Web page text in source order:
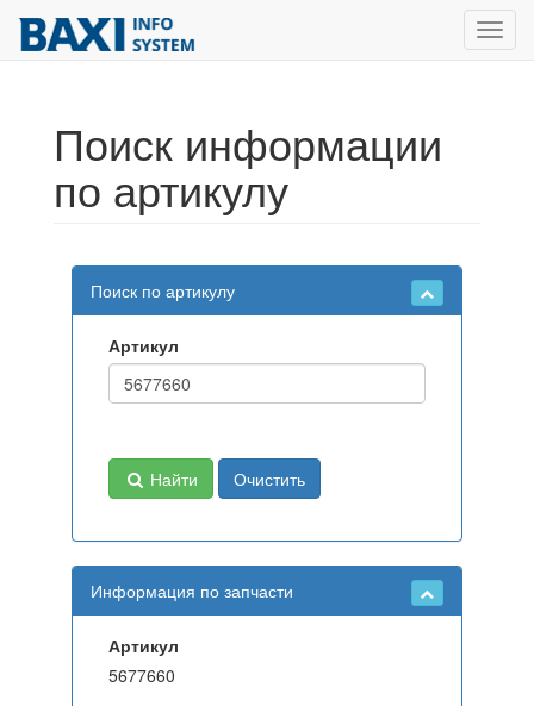
Поиск информации
по артикулу
Поиск по артикулу
Артикул
Найти Очистить
Информация по запчасти
Артикул
5677660